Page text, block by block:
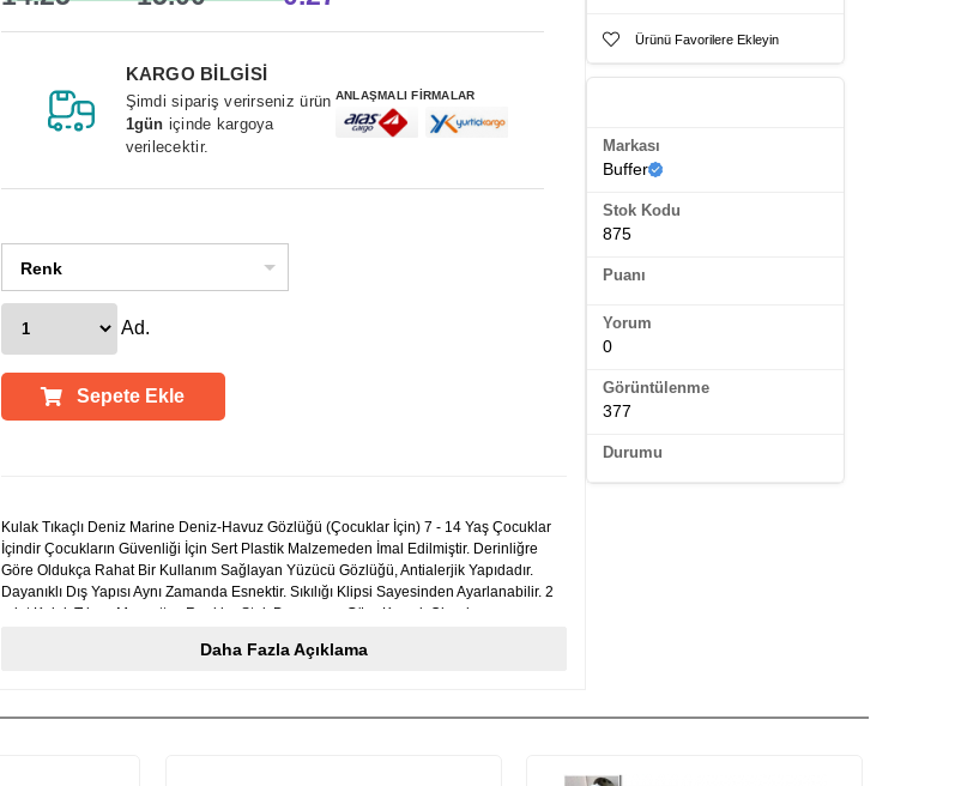
KARGO BİLGİSİ
Şimdi sipariş verirseniz ürün
1gün içinde kargoya
verilecektir.
ANLAŞMALI FİRMALAR
Renk
Ad.
Sepete Ekle
Kulak Tıkaçlı Deniz Marine Deniz-Havuz Gözlüğü (Çocuklar İçin) 7 - 14 Yaş Çocuklar
İçindir Çocukların Güvenliği İçin Sert Plastik Malzemeden İmal Edilmiştir. Derinliğre
Göre Oldukça Rahat Bir Kullanım Sağlayan Yüzücü Gözlüğü, Antialerjik Yapıdadır.
Dayanıklı Dış Yapısı Aynı Zamanda Esnektir. Sıkılığı Klipsi Sayesinden Ayarlanabilir. 2
adet Kulak Tıkacı Mevcuttur. Renkler Stok Durumuna Göre Karışık Olarak
Daha Fazla Açıklama
Ürünü Favorilere Ekleyin
Markası
Buffer
Stok Kodu
875
Puanı
Yorum
0
Görüntülenme
377
Durumu